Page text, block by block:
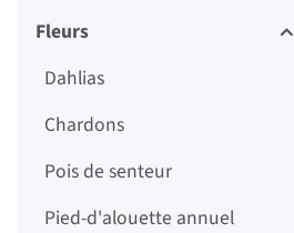
Fleurs
Dahlias
Chardons
Pois de senteur
Pied-d'alouette annuel